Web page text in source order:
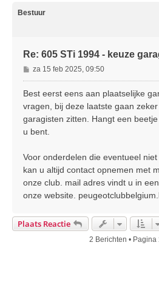
Bestuur
Re: 605 STi 1994 - keuze
B
e
r
c
h
t
za 15 feb 2025, 09:50
Best eerst eens aan plaatselijke
vragen, bij deze laatste gaan
garagisten zitten. Hangt een
u bent.
Voor onderdelen die eventueel
kan u altijd contact opnemen met
onze club. mail adres vindt u in
onze website.
Plaats Reactie
2 Berichten • Pagina